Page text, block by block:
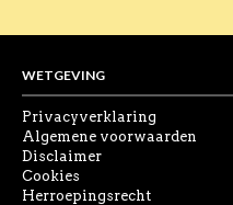
WETGEVING
Privacyverklaring
Algemene voorwaarden
Disclaimer
Cookies
Herroepingsrecht